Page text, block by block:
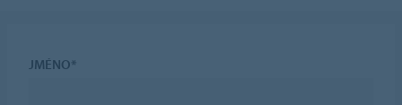
JMÉNO*